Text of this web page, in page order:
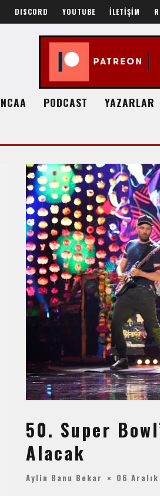
DISCORD YOUTUBE İLETİŞİM
NCAA PODCAST YAZARLAR
50. Super
Alacak
Aylin Banu Bekar 06